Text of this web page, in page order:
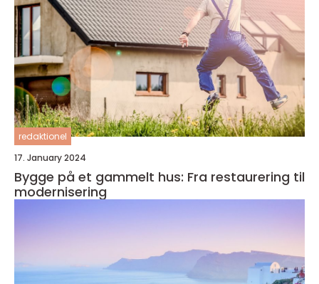
redaktionel
17. January 2024
Bygge på et gammelt hus: Fra restaurering til
modernisering